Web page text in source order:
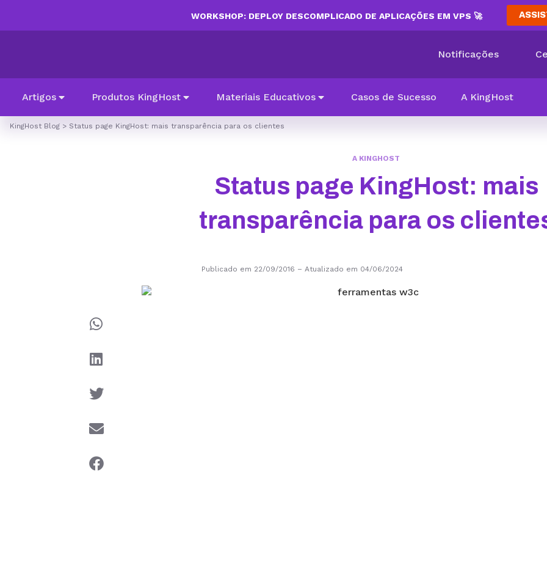
WORKSHOP: DEPLOY DESCOMPLICADO DE APLICAÇÕES EM VPS 🚀
Notificações
Artigos Produtos KingHost Materiais Educativos Casos de Sucesso A KingHost
KingHost Blog > Status page KingHost: mais transparência para os clientes
A KINGHOST
Status page KingHost: mais
transparência para os
Publicado em 22/09/2016 – Atualizado em 04/06/2024